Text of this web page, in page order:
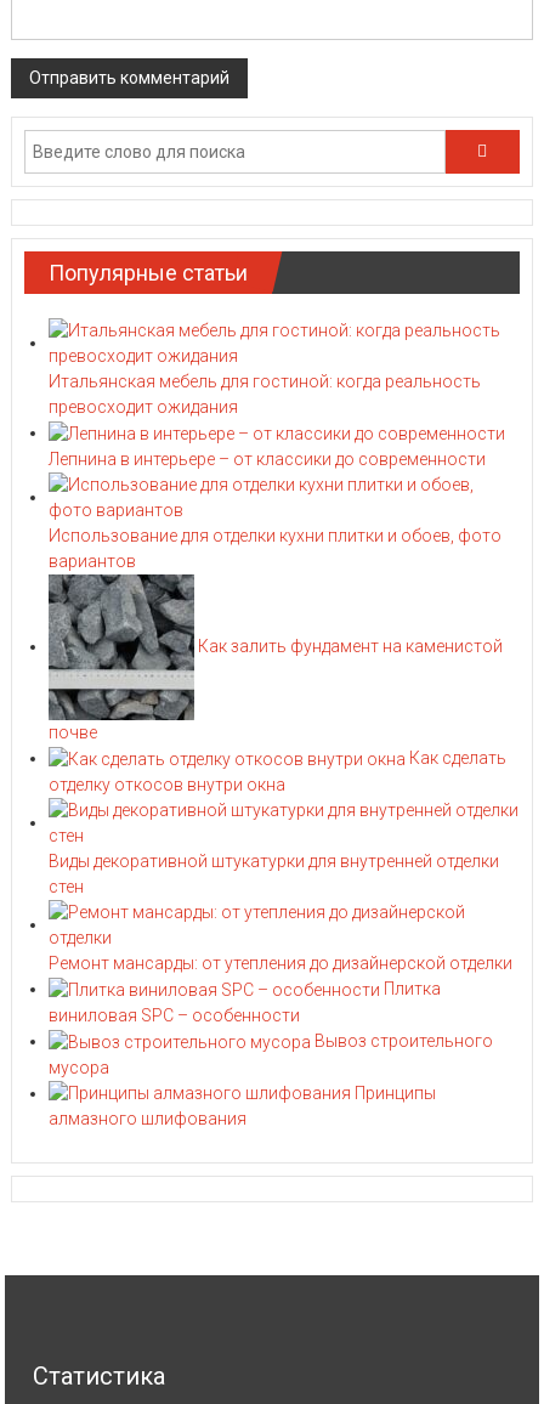
Популярные статьи
Итальянская мебель для гостиной: когда реальность
превосходит ожидания
Лепнина в интерьере – от классики до современности
Использование для отделки кухни плитки и обоев, фото
вариантов
Как залить фундамент на каменистой
почве
Как сделать
отделку откосов внутри окна
Виды декоративной штукатурки для внутренней отделки
стен
Ремонт мансарды: от утепления до дизайнерской отделки
Плитка
виниловая SPC – особенности
Вывоз строительного
мусора
Принципы
алмазного шлифования
Статистика